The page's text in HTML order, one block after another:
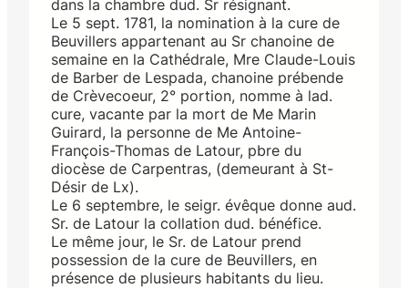
dans la chambre dud. Sr résignant.
Le 5 sept. 1781, la nomination à la cure de
Beuvillers appartenant au Sr chanoine de
semaine en la Cathédrale, Mre Claude-Louis
de Barber de Lespada, chanoine prébende
de Crèvecoeur, 2° portion, nomme à lad.
cure, vacante par la mort de Me Marin
Guirard, la personne de Me Antoine-
François-Thomas de Latour, pbre du
diocèse de Carpentras, (demeurant à St-
Désir de Lx).
Le 6 septembre, le seigr. évêque donne aud.
Sr. de Latour la collation dud. bénéfice.
Le même jour, le Sr. de Latour prend
possession de la cure de Beuvillers, en
présence de plusieurs habitants du lieu.